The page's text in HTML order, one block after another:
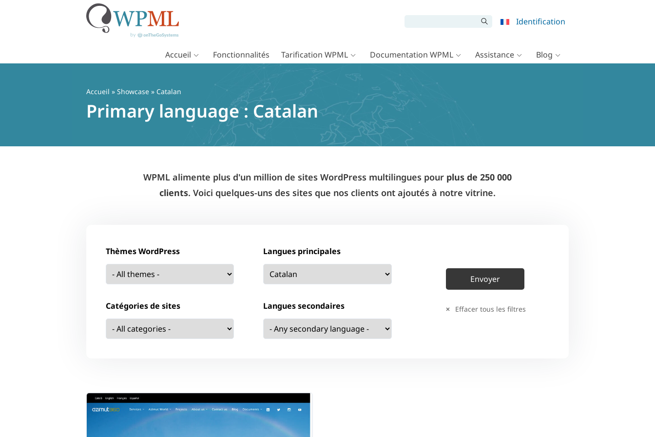
Identification
Accueil Fonctionnalités Tarification WPML Documentation WPML Assistance Blog
Accueil » Showcase » Catalan
Primary language : Catalan
WPML alimente plus d'un million de sites WordPress multilingues pour plus de 250 000
clients. Voici quelques-uns des sites que nos clients ont ajoutés à notre vitrine.
Thèmes WordPress
Catégories de sites
Langues principales
Langues secondaires Effacer tous les filtres